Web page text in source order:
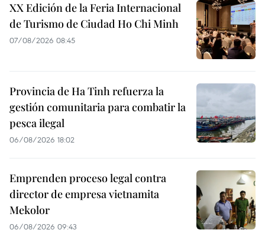
XX Edición de la Feria Internacional
de Turismo de Ciudad Ho Chi Minh
07/08/2026 08:45
Provincia de Ha Tinh refuerza la
gestión comunitaria para combatir la
pesca ilegal
06/08/2026 18:02
Emprenden proceso legal contra
director de empresa vietnamita
Mekolor
06/08/2026 09:43